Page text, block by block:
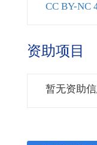
CC BY-NC
资助项目
暂无资助